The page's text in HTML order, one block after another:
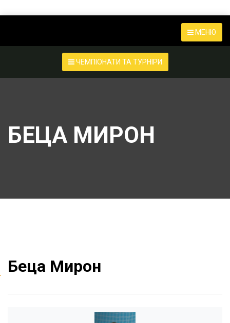
МЕНЮ
ЧЕМПІОНАТИ ТА ТУРНІРИ
БЕЦА МИРОН
Беца Мирон